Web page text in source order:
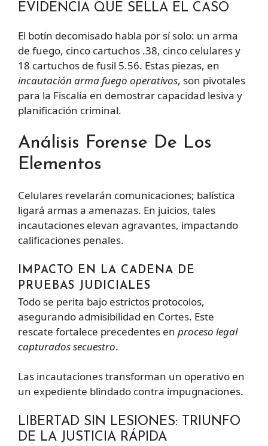
EVIDENCIA QUE SELLA EL CASO
El botín decomisado habla por sí solo: un arma
de fuego, cinco cartuchos .38, cinco celulares y
18 cartuchos de fusil 5.56. Estas piezas, en
incautación arma fuego operativos, son pivotales
para la Fiscalía en demostrar capacidad lesiva y
planificación criminal.
Análisis Forense De Los
Elementos
Celulares revelarán comunicaciones; balística
ligará armas a amenazas. En juicios, tales
incautaciones elevan agravantes, impactando
calificaciones penales.
IMPACTO EN LA CADENA DE
PRUEBAS JUDICIALES
Todo se perita bajo estrictos protocolos,
asegurando admisibilidad en Cortes. Este
rescate fortalece precedentes en proceso legal
capturados secuestro.
Las incautaciones transforman un operativo en
un expediente blindado contra impugnaciones.
LIBERTAD SIN LESIONES: TRIUNFO
DE LA JUSTICIA RÁPIDA